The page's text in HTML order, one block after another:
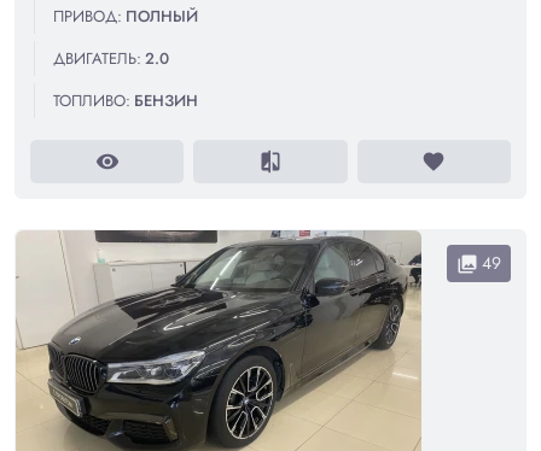
ПРИВОД: ПОЛНЫЙ
ДВИГАТЕЛЬ: 2.0
ТОПЛИВО: БЕНЗИН
visibility compare favorite
collections 49